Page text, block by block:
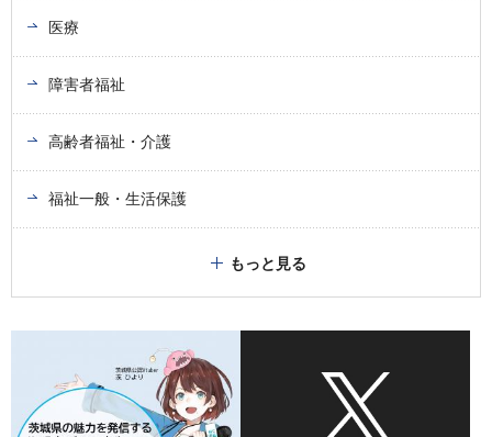
医療
障害者福祉
高齢者福祉・介護
福祉一般・生活保護
もっと見る